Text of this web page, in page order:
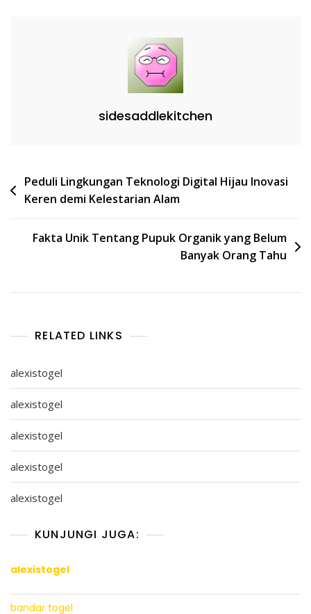
sidesaddlekitchen
Post
navigation
Peduli Lingkungan Teknologi Digital Hijau Inovasi
Keren demi Kelestarian Alam
Fakta Unik Tentang Pupuk Organik yang Belum
Banyak Orang Tahu
RELATED LINKS
alexistogel
alexistogel
alexistogel
alexistogel
alexistogel
KUNJUNGI JUGA:
alexistogel
bandar togel